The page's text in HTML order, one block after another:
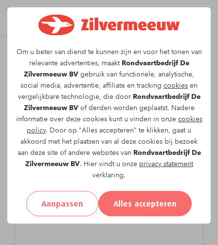
Om u beter van dienst te kunnen zijn en voor het tonen van
relevante advertenties, maakt Rondvaartbedrijf De
Zilvermeeuw BV gebruik van functionele, analytische,
social media, advertentie, affiliate en tracking cookies en
vergelijkbare technologie, die door Rondvaartbedrijf De
Zilvermeeuw BVof derden worden geplaatst. Nadere
informatie over deze cookies kunt u vinden in onze cookies
policy. Door op "Alles accepteren" te klikken, gaat u
akkoord met het plaatsen van al deze cookies bij bezoek
aan deze site of andere websites van Rondvaartbedrijf De
Zilvermeeuw BV. Hier vindt u onze privacy statement
verklaring.
Aanpassen Alles accepteren
Leuk dat u kiest voor dit
arrangement!
Om te reserveren voor de Vestingsteden Tocht
vaartocht op
maandag 20-07-2026 om
09:30
vragen wij u onderstaand formulier in te vullen.
Uw gegevens:
Aanhef: Heer Mevrouw Anders
Voornaam*